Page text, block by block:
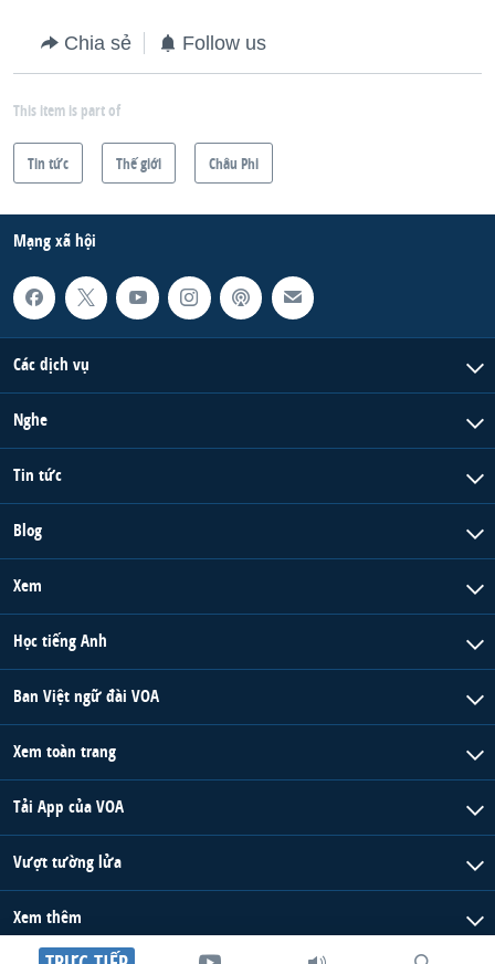
Chia sẻ Follow us
This item is part of
Tin tức Thế giới Châu Phi
Mạng xã hội
Các dịch vụ
Nghe
Tin tức
Blog
Xem
Học tiếng Anh
Ban Việt ngữ đài VOA
Xem toàn trang
Tải App của VOA
Vượt tường lửa
Xem thêm